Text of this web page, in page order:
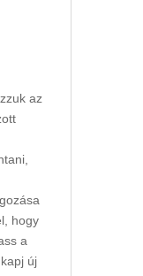
az
hogy
a
új